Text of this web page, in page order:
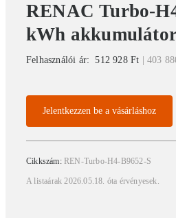
RENAC Turbo-
kWh
Felhasználói ár: 512 928Ft |403
Jelentkezzen be a vásárláshoz
Cikkszám:REN-Turbo-H4-B9652-S
A listaárak 2026.05.18. óta érvényesek.